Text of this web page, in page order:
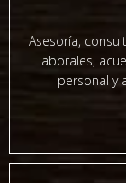
Asesoría,
laborales,
personal y